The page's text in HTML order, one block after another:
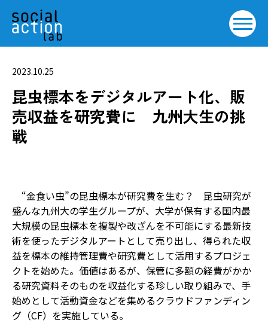
2023.10.25
昆虫標本をデジタルアート化、販
売収益を研究費に 九州大生の挑
戦
“金食い虫”の昆虫標本が研究費を生む――？ 昆虫研究が
盛んな九州大の学生グループが、大学が保有する国内最
大規模の昆虫標本を複製や改ざんを不可能にする最新技
術を使ったデジタルアートとして売り出し、得られた収
益を標本の維持管理費や研究費として活用するプロジェ
クトを始めた。価値はあるが、保管に多額の経費がかか
る研究資料そのものを収益化する珍しい取り組みで、手
始めとして活動資金などを集めるクラウドファンディン
グ（CF）を実施している。